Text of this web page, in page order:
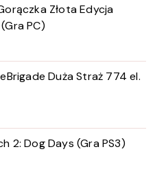
Złota Edycja
PC)
Duża Straż 774 el.
2: Dog Days (Gra PS3)